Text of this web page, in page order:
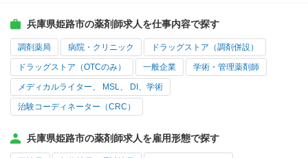
兵庫県姫路市の薬剤師求人を仕事内容で探す
調剤薬局 病院・クリニック ドラッグストア（調剤併設）
ドラッグストア（OTCのみ） 一般企業 学術・管理薬剤師
メディカルライター、 MSL、 DI、学術
治験コーディネーター（CRC）
兵庫県姫路市の薬剤師求人を雇用形態で探す